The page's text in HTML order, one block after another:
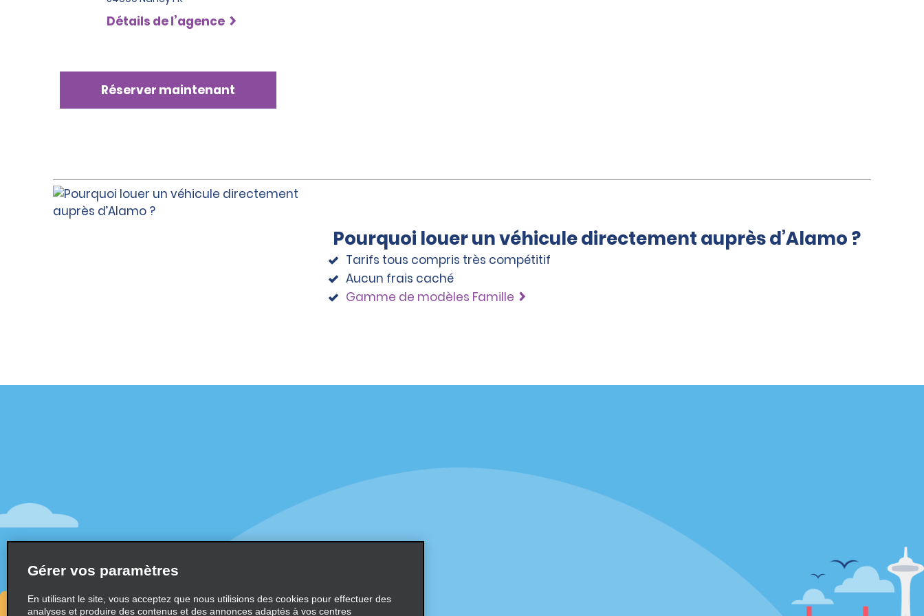
Détails de l’agence
Réserver maintenant
Pourquoi louer un véhicule directement auprès d’Alamo ?
Tarifs tous compris très compétitif
Aucun frais caché
Gamme de modèles Famille
Réservations
Faire une réservation
Enregistrement accéléré
Ne pas passer par le comptoir
Véhicules
internationale
Politique de confidentialité
Politique d’utilisation des cookies
Conditions d’utilisation
Gérer vos paramètres
En utilisant le site, vous acceptez que nous utilisions des cookies pour effectuer des
analyses et produire des contenus et des annonces adaptés à vos centres